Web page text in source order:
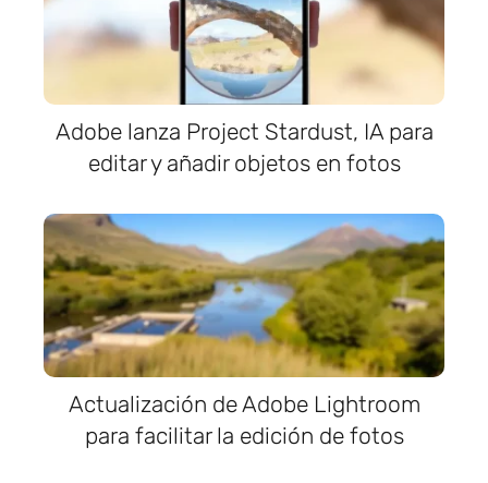
Adobe lanza Project Stardust, IA para
editar y añadir objetos en fotos
Actualización de Adobe Lightroom
para facilitar la edición de fotos